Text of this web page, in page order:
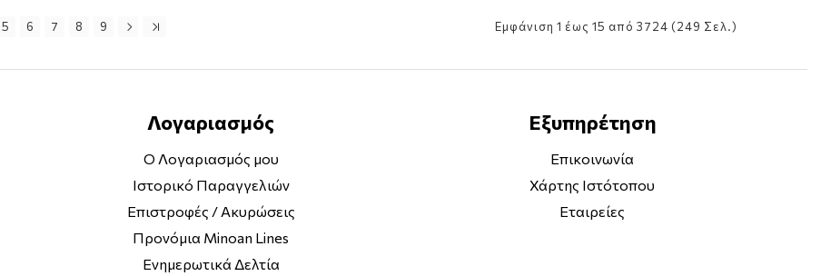
5 6 7 8 9 Εμφάνιση 1 έως 15 από 3724 (249 Σελ.)
Λογαριασμός
Ο Λογαριασμός μου
Ιστορικό Παραγγελιών
Επιστροφές / Ακυρώσεις
Προνόμια Minoan Lines
Ενημερωτικά Δελτία
Εξυπηρέτηση
Επικοινωνία
Χάρτης Ιστότοπου
Εταιρείες